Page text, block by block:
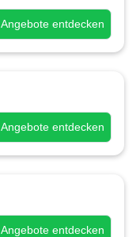
Angebote entdecken
Angebote entdecken
Angebote entdecken